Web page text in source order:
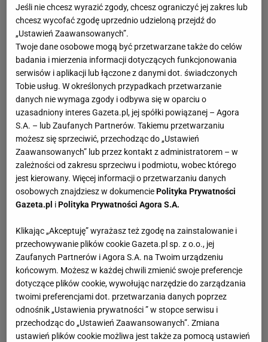
Kaczyński ukończył XXXIII. Liceum Ogólnokształcące im.
Mikołaja Kopernika w Warszawie. Następnie zdobył tytuł
magistra na Wydziale Prawa i Administracji Uniwersytetu
Warszawskiego. W 1976 roku otrzymał tytuł doktora nauk
prawnych. W 1971 roku rozpoczął pracę naukową w
Instytucie Polityki Naukowej i Szkolnictwa Wyższego,
następnie był starszym bibliotekarzem w Bibliotece
Uniwersyteckiej w Warszawie.
Jarosław Kaczyński: kariera polityczna
W 1986 roku Jarosław Kaczyński jako student brał udział
w wydarzeniach marcowych. Rozpoczął współpracę z
Komitetem Obrony Robotników. Od 1979 roku był
pracownikiem miesięcznika "Głos" prowadzonego przez
Antoniego Macierewicza. We wrześniu 1980 roku został
członkiem Solidarności. Z Olszewskim i Macierewiczem
otworzył punkt informacyjny z poradami prawnymi dla
osób, które chciały założyć związki zawodowe.
W stanie wojennym zajmował się głównie dystrybucją
prasy podziemnej, głównie "Głosu". Interesował się
problemem łamania praw człowieka w Polsce, był jednym
z założycieli Komitetu Helsińskiego. Uczestniczył w
Jeśli nie chcesz wyrazić zgody, chcesz ograniczyć jej zakres lub
chcesz wycofać zgodę uprzednio udzieloną przejdź do
„Ustawień Zaawansowanych”.
Twoje dane osobowe mogą być przetwarzane także do celów
badania i mierzenia informacji dotyczących funkcjonowania
serwisów i aplikacji lub łączone z danymi dot. świadczonych
Tobie usług. W określonych przypadkach przetwarzanie
danych nie wymaga zgody i odbywa się w oparciu o
uzasadniony interes Gazeta.pl, jej spółki powiązanej – Agora
S.A. – lub Zaufanych Partnerów. Takiemu przetwarzaniu
możesz się sprzeciwić, przechodząc do „Ustawień
Zaawansowanych” lub przez kontakt z administratorem – w
zależności od zakresu sprzeciwu i podmiotu, wobec którego
jest kierowany. Więcej informacji o przetwarzaniu danych
osobowych znajdziesz w dokumencie Polityka Prywatności
Gazeta.pl i Polityka Prywatności Agora S.A.
Klikając „Akceptuję” wyrażasz też zgodę na zainstalowanie i
przechowywanie plików cookie Gazeta.pl sp. z o.o., jej
Zaufanych Partnerów i Agora S.A. na Twoim urządzeniu
końcowym. Możesz w każdej chwili zmienić swoje preferencje
dotyczące plików cookie, wywołując narzędzie do zarządzania
twoimi preferencjami dot. przetwarzania danych poprzez
odnośnik „Ustawienia prywatności ” w stopce serwisu i
przechodząc do „Ustawień Zaawansowanych”. Zmiana
ustawień plików cookie możliwa jest także za pomocą ustawień